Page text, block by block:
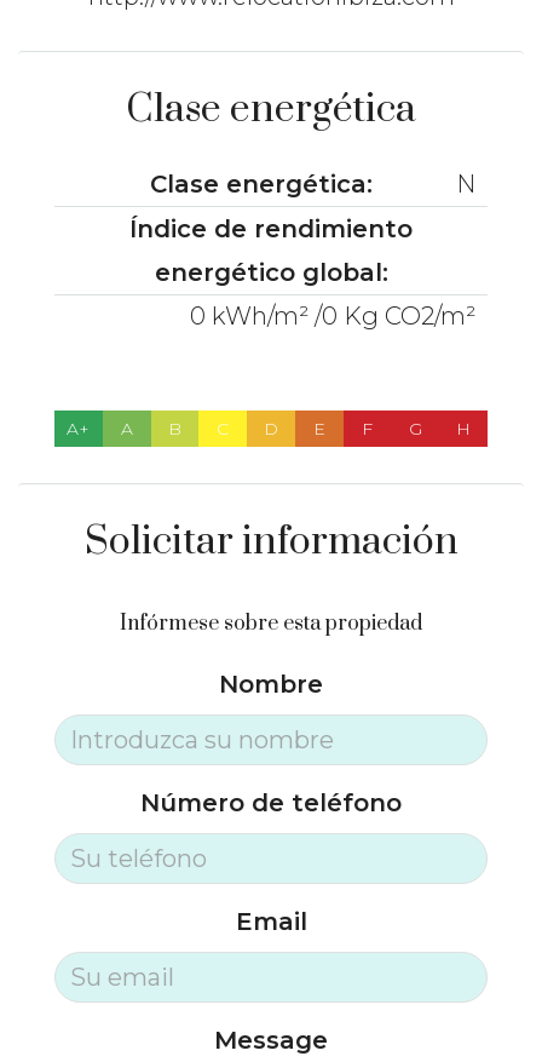
Clase energética
Clase energética:
N
Índice de rendimiento
energético global:
0 kWh/m² /0 Kg CO2/m²
A+ A B C D E F G H
Solicitar información
Infórmese sobre esta propiedad
Nombre
Número de teléfono
Email
Message